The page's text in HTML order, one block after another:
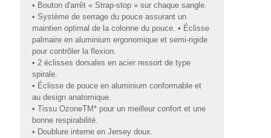
• Bouton d'arrêt « Strap-stop » sur chaque sangle.
• Système de serrage du pouce assurant un
maintien optimal de la colonne du pouce. • Éclisse
palmaire en aluminium ergonomique et semi-rigide
pour contrôler la flexion.
• 2 éclisses dorsales en acier ressort de type
spirale.
• Éclisse de pouce en aluminium conformable et
au design anatomique.
• Tissu OzoneTM* pour un meilleur confort et une
bonne respirabilité.
• Doublure interne en Jersey doux.